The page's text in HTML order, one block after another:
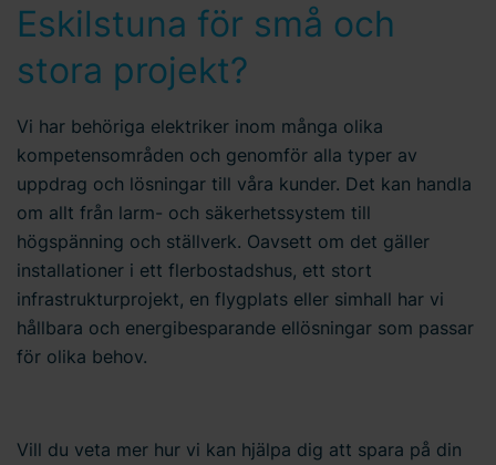
Eskilstuna för små och
stora projekt?
Vi har behöriga elektriker inom många olika
kompetensområden och genomför alla typer av
uppdrag och lösningar till våra kunder. Det kan handla
om allt från larm- och säkerhetssystem till
högspänning och ställverk. Oavsett om det gäller
installationer i ett flerbostadshus, ett stort
infrastrukturprojekt, en flygplats eller simhall har vi
hållbara och energibesparande ellösningar som passar
för olika behov.
Vill du veta mer hur vi kan hjälpa dig att spara på din